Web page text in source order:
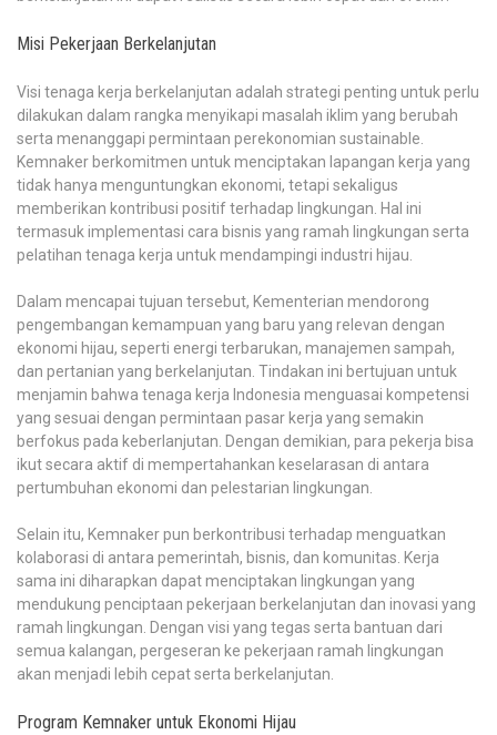
Misi Pekerjaan Berkelanjutan
Visi tenaga kerja berkelanjutan adalah strategi penting untuk perlu
dilakukan dalam rangka menyikapi masalah iklim yang berubah
serta menanggapi permintaan perekonomian sustainable.
Kemnaker berkomitmen untuk menciptakan lapangan kerja yang
tidak hanya menguntungkan ekonomi, tetapi sekaligus
memberikan kontribusi positif terhadap lingkungan. Hal ini
termasuk implementasi cara bisnis yang ramah lingkungan serta
pelatihan tenaga kerja untuk mendampingi industri hijau.
Dalam mencapai tujuan tersebut, Kementerian mendorong
pengembangan kemampuan yang baru yang relevan dengan
ekonomi hijau, seperti energi terbarukan, manajemen sampah,
dan pertanian yang berkelanjutan. Tindakan ini bertujuan untuk
menjamin bahwa tenaga kerja Indonesia menguasai kompetensi
yang sesuai dengan permintaan pasar kerja yang semakin
berfokus pada keberlanjutan. Dengan demikian, para pekerja bisa
ikut secara aktif di mempertahankan keselarasan di antara
pertumbuhan ekonomi dan pelestarian lingkungan.
Selain itu, Kemnaker pun berkontribusi terhadap menguatkan
kolaborasi di antara pemerintah, bisnis, dan komunitas. Kerja
sama ini diharapkan dapat menciptakan lingkungan yang
mendukung penciptaan pekerjaan berkelanjutan dan inovasi yang
ramah lingkungan. Dengan visi yang tegas serta bantuan dari
semua kalangan, pergeseran ke pekerjaan ramah lingkungan
akan menjadi lebih cepat serta berkelanjutan.
Program Kemnaker untuk Ekonomi Hijau